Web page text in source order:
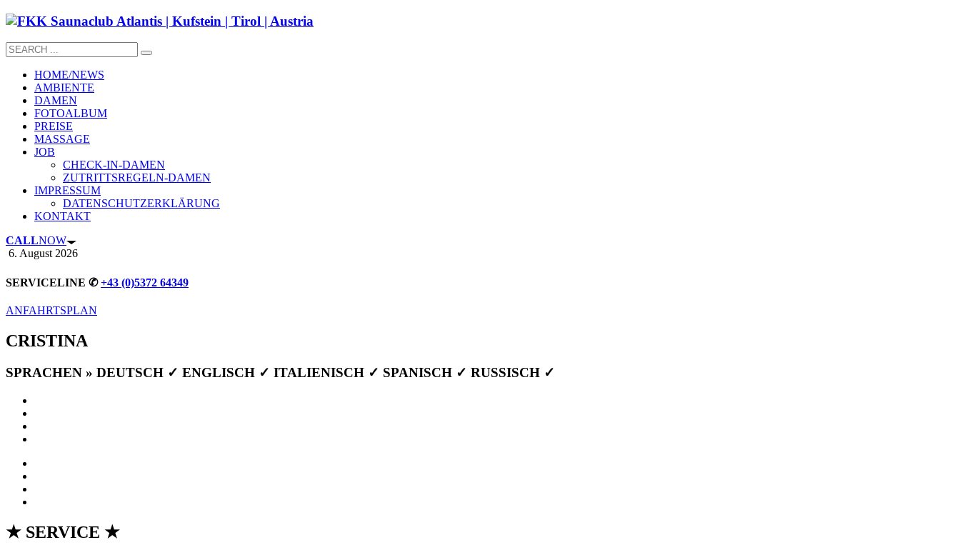
HOME/NEWS
AMBIENTE
DAMEN
FOTOALBUM
PREISE
MASSAGE
JOB
CHECK-IN-DAMEN
ZUTRITTSREGELN-DAMEN
IMPRESSUM
DATENSCHUTZERKLÄRUNG
KONTAKT
CALLNOW
6. August 2026
SERVICELINE ✆+43 (0)5372 64349
ANFAHRTSPLAN
CRISTINA
SPRACHEN » DEUTSCH ✓ ENGLISCH ✓ ITALIENISCH ✓ SPANISCH ✓ RUSSISCH ✓
★ SERVICE ★